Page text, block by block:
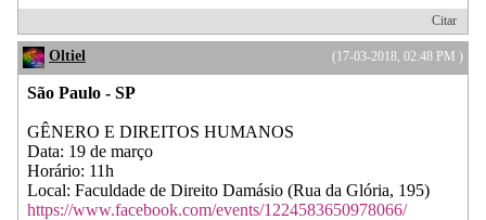
Citar
(17-03-2018, 02:48 PM )
Oltiel
São Paulo - SP
GÊNERO E DIREITOS HUMANOS
Data: 19 de março
Horário: 11h
Local: Faculdade de Direito Damásio (Rua da Glória, 195)
https://www.facebook.com/events/1224583650978066/